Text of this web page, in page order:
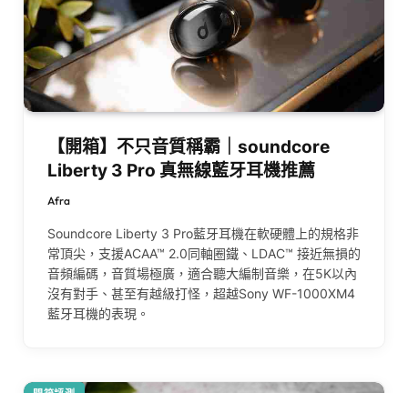
【開箱】不只音質稱霸｜soundcore
Liberty 3 Pro 真無線藍牙耳機推薦
Afra
Soundcore Liberty 3 Pro藍牙耳機在軟硬體上的規格非
常頂尖，支援ACAA™ 2.0同軸圈鐵、LDAC™ 接近無損的
音頻編碼，音質場極廣，適合聽大編制音樂，在5K以內
沒有對手、甚至有越級打怪，超越Sony WF-1000XM4
藍牙耳機的表現。